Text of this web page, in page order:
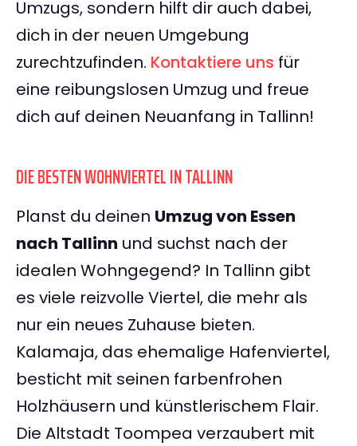
Umzugs, sondern hilft dir auch dabei,
dich in der neuen Umgebung
zurechtzufinden. Kontaktiere uns für
eine reibungslosen Umzug und freue
dich auf deinen Neuanfang in Tallinn!
DIE BESTEN WOHNVIERTEL IN TALLINN
Planst du deinen Umzug von Essen
nach Tallinn und suchst nach der
idealen Wohngegend? In Tallinn gibt
es viele reizvolle Viertel, die mehr als
nur ein neues Zuhause bieten.
Kalamaja, das ehemalige Hafenviertel,
besticht mit seinen farbenfrohen
Holzhäusern und künstlerischem Flair.
Die Altstadt Toompea verzaubert mit